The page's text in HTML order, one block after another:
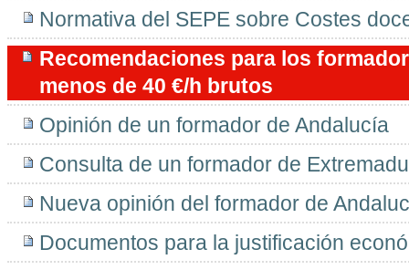
Normativa del SEPE sobre Costes
Recomendaciones para los
menos de 40 €/h brutos
Opinión de un formador de Andalucía
Consulta de un formador de
Nueva opinión del formador de
Documentos para la justificación